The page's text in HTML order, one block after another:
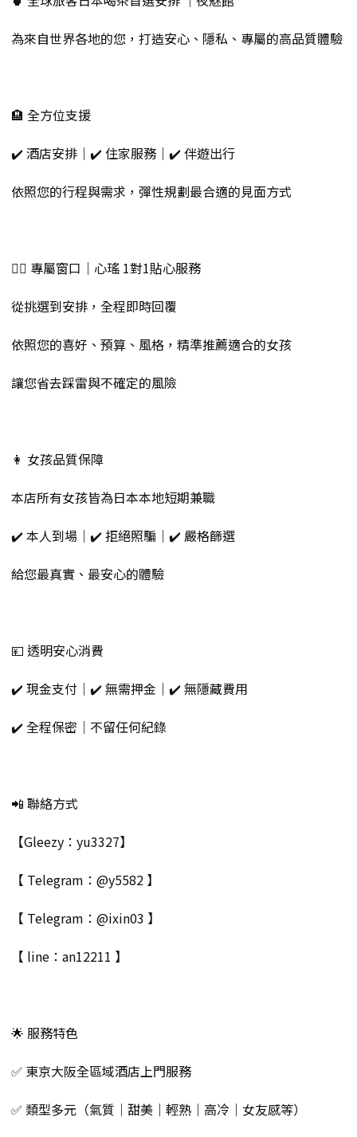
為來自世界各地的您，打造安心、隱私、專屬的高品質體驗
🏨 全方位支援
✔️ 酒店安排｜✔️ 住家服務｜✔️ 伴遊出行
依照您的行程與需求，彈性規劃最合適的見面方式
💁‍♀️ 專屬窗口｜心瑤 1對1貼心服務
從挑選到安排，全程即時回覆
依照您的喜好、預算、風格，精準推薦適合的女孩
讓您省去踩雷與不確定的風險
👩 女孩品質保障
本店所有女孩皆為日本本地短期兼職
✔️ 本人到場｜✔️ 拒絕照騙｜✔️ 嚴格篩選
給您最真實、最安心的體驗
💴 透明安心消費
✔️ 現金支付｜✔️ 無需押金｜✔️ 無隱藏費用
✔️ 全程保密｜不留任何紀錄
📲 聯絡方式
【Gleezy：yu3327】
【 Telegram：@y5582 】
【 Telegram：@ixin03 】
【 line：an12211 】
🌟 服務特色
✅ 東京大阪全區域酒店上門服務
✅ 類型多元（氣質｜甜美｜輕熟｜高冷｜女友感等）